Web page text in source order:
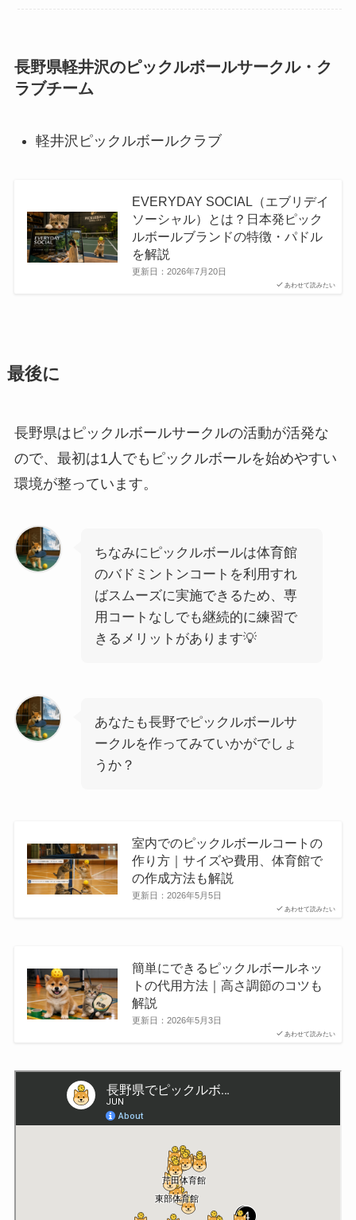
長野県軽井沢のピックルボールサークル・ク
ラブチーム
軽井沢ピックルボールクラブ
あわせて読みたい
EVERYDAY SOCIAL（エブリデイ
ソーシャル）とは？日本発ピック
ルボールブランドの特徴・パドル
を解説
更新日： 2026年7月20日
最後に
長野県はピックルボールサークルの活動が活発な
ので、最初は1人でもピックルボールを始めやすい
環境が整っています。
ちなみにピックルボールは体育館
のバドミントンコートを利用すれ
ばスムーズに実施できるため、専
用コートなしでも継続的に練習で
きるメリットがあります💡
あなたも長野でピックルボールサ
ークルを作ってみていかがでしょ
うか？
あわせて読みたい
室内でのピックルボールコートの
作り方｜サイズや費用、体育館で
の作成方法も解説
更新日： 2026年5月5日
あわせて読みたい
簡単にできるピックルボールネッ
トの代用方法｜高さ調節のコツも
解説
更新日： 2026年5月3日